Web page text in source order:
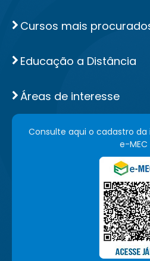
Cursos mais
Educação a Distância
Áreas de interesse
Consulte aqui o cadastro
e-MEC